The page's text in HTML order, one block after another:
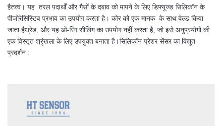
हैतत्व। यह तरल पदार्थों और गैसों के दबाव को मापने के लिए डिफ्यूज्ड सिलिकॉन के
पीजोरेसिस्टिव प्रभाव का उपयोग करता है। कोर को एक मानक के साथ वेल्ड किया
जाता हैथ्रेड, और यह ओ-रिंग सीलिंग का उपयोग नहीं करता है, जो इसे अनुप्रयोगों की
एक विस्तृत श्रृंखला के लिए उपयुक्त बनाता है।सिलिकॉन प्रेशर सेंसर का विद्युत
प्रदर्शन :